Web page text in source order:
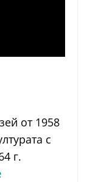
от 1958
с
г.